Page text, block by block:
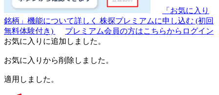
「お気に入り
銘柄」機能について詳しく 株探プレミアムに申し込む (初回
無料体験付き)
プレミアム会員の方はこちらからログイン
お気に入りに追加しました。
お気に入りから削除しました。
適用しました。